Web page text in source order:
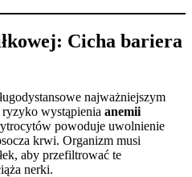
Cicha bariera
najważniejszym
wystąpienia anemii
powoduje uwolnienie
krwi. Organizm musi
aby przefiltrować te
nerki.